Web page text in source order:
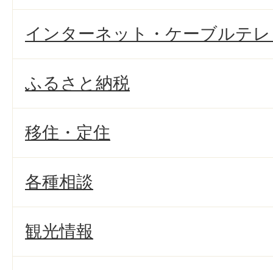
インターネット・ケーブルテ
ふるさと納税
移住・定住
各種相談
観光情報